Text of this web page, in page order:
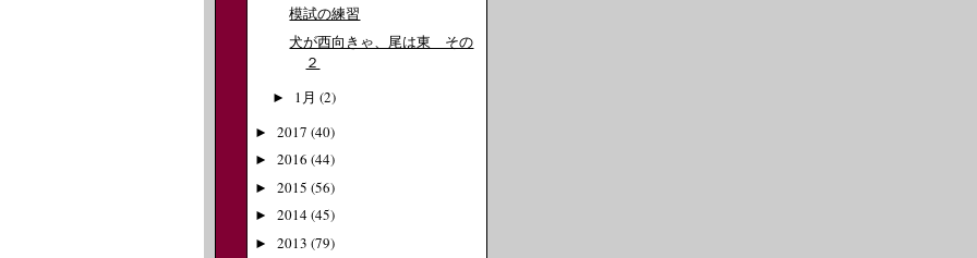
模試の練習
犬が西向きゃ、尾は東 その
２
► 1月 (2)
► 2017 (40)
► 2016 (44)
► 2015 (56)
► 2014(45)
► 2013 (79)